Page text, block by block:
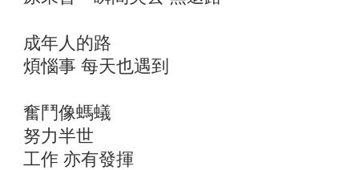
成年人的路
煩惱事 每天也遇到
奮鬥像螞蟻
努力半世
工作 亦有發揮